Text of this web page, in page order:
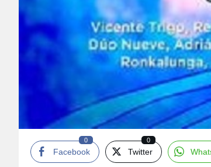
Facebook
0
Twitter
0